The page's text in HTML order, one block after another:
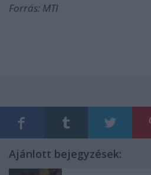
Forrás: MTI
Ajánlott bejegyzések: